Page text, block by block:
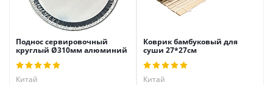
Поднос сервировочный
круглый Ø310мм алюминий
Китай
Коврик бамбуковый для
суши 27*27см
Китай